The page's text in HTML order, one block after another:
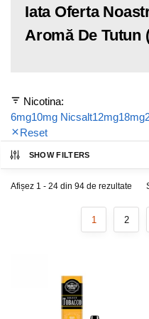
Iata Oferta
Aromă De Tutun
Nicotina:
6mg10mg Nicsalt12mg18mg
Reset
SHOW FILTERS
Afișez 1 - 24 din 94 de rezultate
1 2